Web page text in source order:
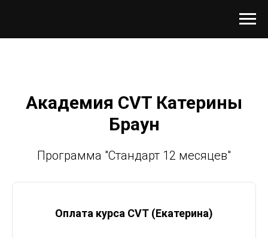
Академия CVT Катерины
Браун
Программа "Стандарт 12 месяцев"
Оплата курса CVT (Екатерина)